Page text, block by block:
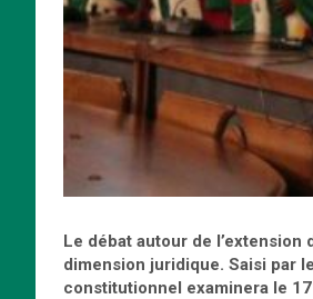
Le débat autour de
dimension juridique. Saisi par
constitutionnel examinera le